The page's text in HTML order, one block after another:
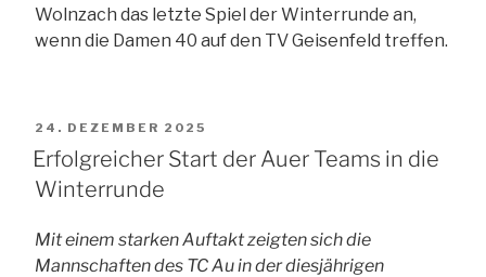
Wolnzach das letzte Spiel der Winterrunde an,
wenn die Damen 40 auf den TV Geisenfeld treffen.
VERÖFFENTLICHT
AM
24. DEZEMBER 2025
Erfolgreicher Start der Auer Teams in die
Winterrunde
Mit einem starken Auftakt zeigten sich die
Mannschaften des TC Au in der diesjährigen